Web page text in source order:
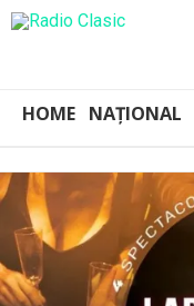
HOME NAȚIONAL